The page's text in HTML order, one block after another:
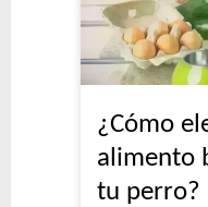
¿Cómo
alimento
tu perro?